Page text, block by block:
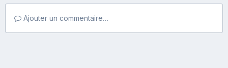
Ajouter un commentaire…